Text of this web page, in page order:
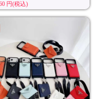
円(税込)